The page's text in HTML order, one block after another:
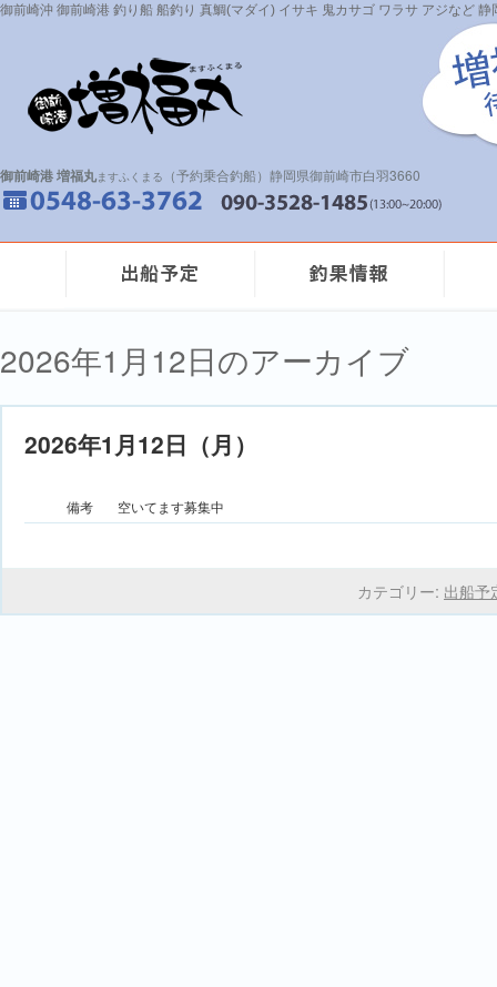
御前崎沖 御前崎港 釣り船 船釣り 真鯛(マダイ) イサキ 鬼カサゴ ワラサ アジなど
御前崎港 増福丸ますふくまる （予約乗合釣船）静岡県御前崎市白羽3660
2026年1月12日のアーカイブ
2026年1月12日（月）
備考 空いてます募集中
カテゴリー: 出船予